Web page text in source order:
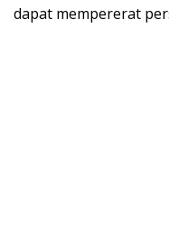
dapat mempererat